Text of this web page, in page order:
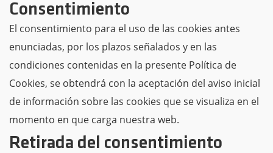
Consentimiento
El consentimiento para el uso de las cookies antes
enunciadas, por los plazos señalados y en las
condiciones contenidas en la presente Política de
Cookies, se obtendrá con la aceptación del aviso inicial
de información sobre las cookies que se visualiza en el
momento en que carga nuestra web.
Retirada del consentimiento